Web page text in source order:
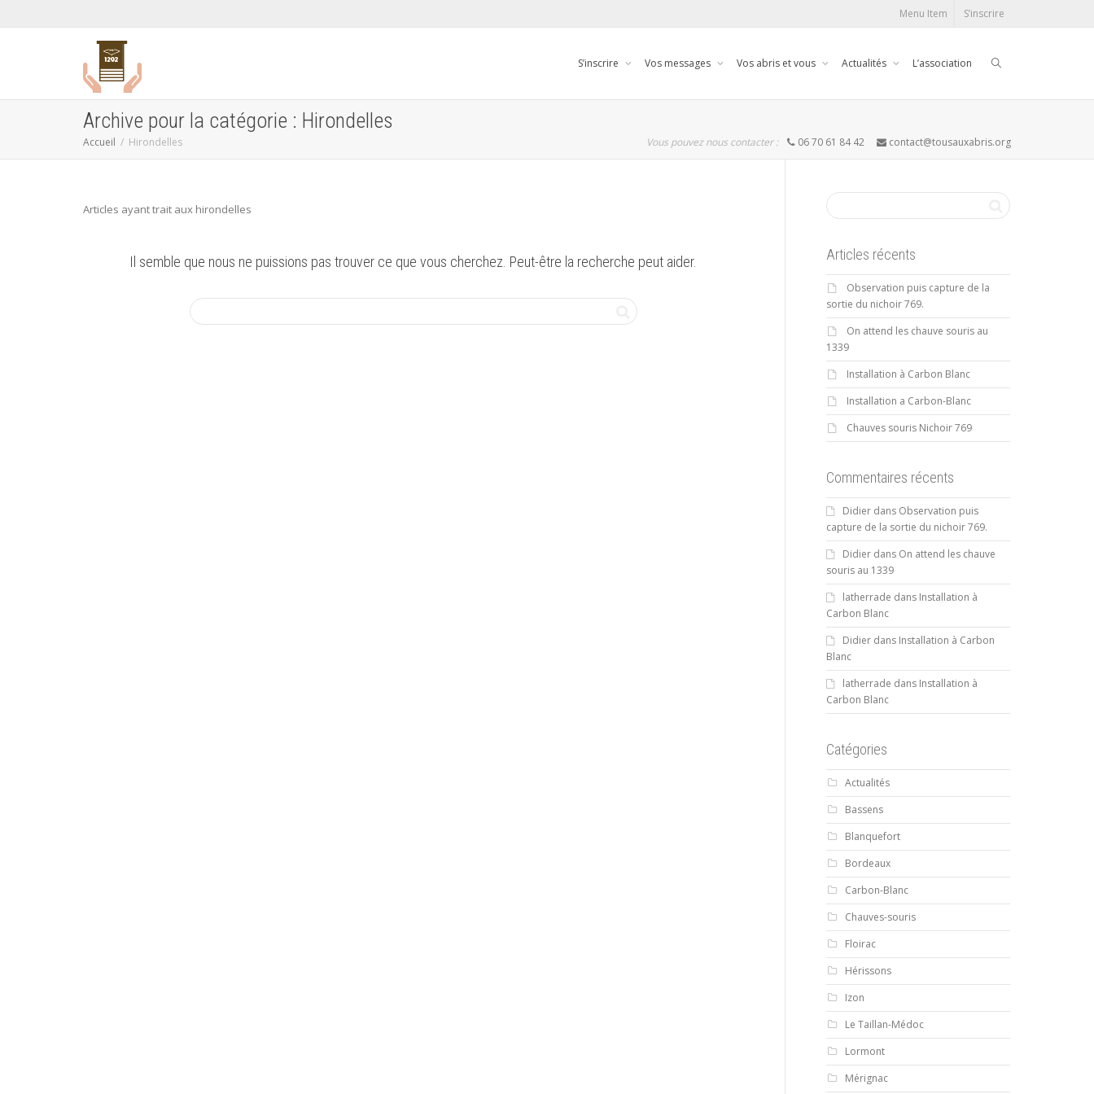
Menu Item S’inscrire
S’inscrire Vos messages Vos abris et vous Actualités L’association
Archive pour la catégorie : Hirondelles
Accueil Hirondelles Vous pouvez nous contacter : 06 70 61 84 42 contact@tousauxabris.org
Articles ayant trait aux hirondelles
Il semble que nous ne puissions pas trouver ce que vous cherchez. Peut-être la recherche peut aider. Articles récents
Observation puis capture de la
sortie du nichoir 769.
On attend les chauve souris au
1339
Installation à Carbon Blanc
Installation a Carbon-Blanc
Chauves souris Nichoir 769
Commentaires récents
Didierdans Observation puis
capture de la sortie du nichoir 769.
Didierdans On attend les chauve
souris au 1339
latherrade dans Installation à
Carbon Blanc
Didierdans Installation à Carbon
Blanc
latherrade dans Installation à
Carbon Blanc
Catégories
Actualités
Bassens
Blanquefort
Bordeaux
Carbon-Blanc
Chauves-souris
Floirac
Hérissons
Izon
Le Taillan-Médoc
Lormont
Mérignac